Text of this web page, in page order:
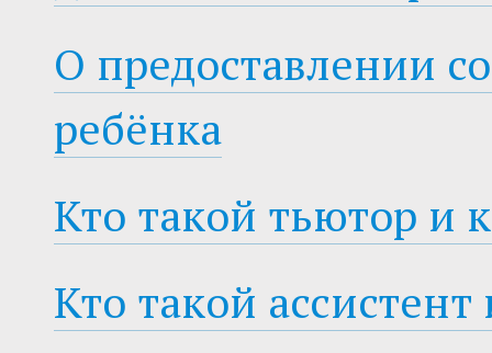
О предоставлении
ребёнка
Кто такой тьютор и
Кто такой